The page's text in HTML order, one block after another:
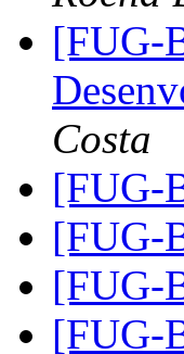
[FUG-
Costa
[FUG-
[FUG-
[FUG-
[FUG-